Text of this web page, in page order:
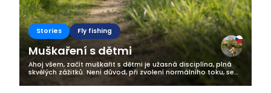
Stories Fly fishing
Muškaření s dětmi
Ahoj všem, začít muškařit s dětmi je užasná disciplína, plná
skvělých zážitků. Není důvod, při zvolení normálního toku, se
čehokoliv bát. Chce to mít jen pořádnou dávku trpělivosti,
dostatek...